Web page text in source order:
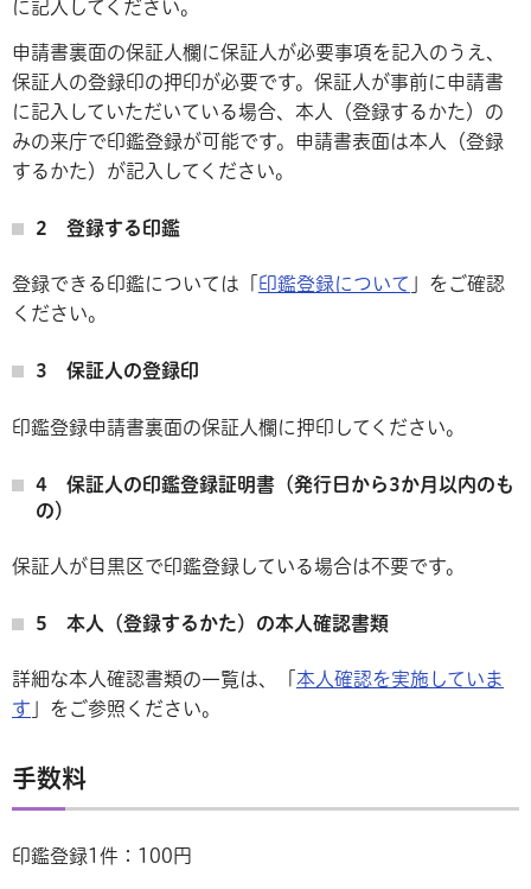
に記入してください。
申請書裏面の保証人欄に保証人が必要事項を記入のうえ、
保証人の登録印の押印が必要です。保証人が事前に申請書
に記入していただいている場合、本人（登録するかた）の
みの来庁で印鑑登録が可能です。申請書表面は本人（登録
するかた）が記入してください。
2 登録する印鑑
登録できる印鑑については「 印鑑登録について
」をご確認
ください。
3 保証人の登録印
印鑑登録申請書裏面の保証人欄に押印してください。
4 保証人の印鑑登録証明書（発行日から3か月以内のも
の）
保証人が目黒区で印鑑登録している場合は不要です。
5 本人（登録するかた）の本人確認書類
詳細な本人確認書類の一覧は、「 本人確認を実施していま
す 」をご参照ください。
手数料
印鑑登録1件：100円